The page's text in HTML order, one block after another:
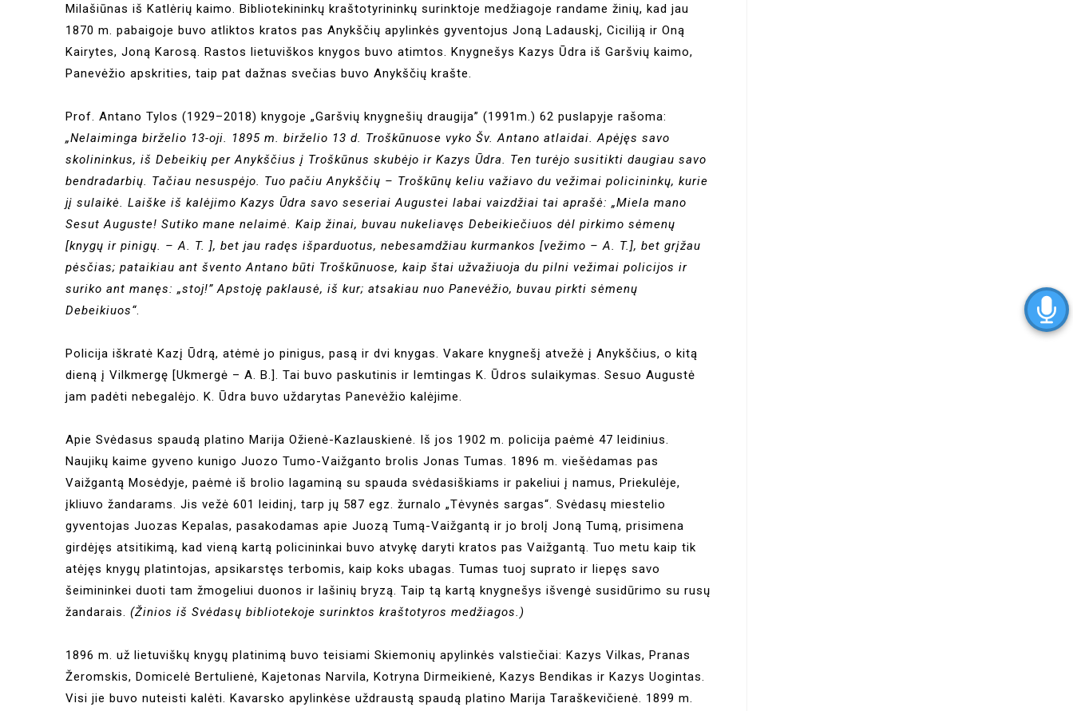
Milašiūnas iš Katlėrių kaimo. Bibliotekininkų kraštotyrininkų surinktoje medžiagoje randame žinių, kad jau
1870 m. pabaigoje buvo atliktos kratos pas Anykščių apylinkės gyventojus Joną Ladauskį, Ciciliją ir Oną
Kairytes, Joną Karosą. Rastos lietuviškos knygos buvo atimtos. Knygnešys Kazys Ūdra iš Garšvių kaimo,
Panevėžio apskrities, taip pat dažnas svečias buvo Anykščių krašte.
Prof. Antano Tylos (1929–2018) knygoje „Garšvių knygnešių draugija” (1991m.) 62 puslapyje rašoma:
„Nelaiminga birželio 13-oji. 1895 m. birželio 13 d. Troškūnuose vyko Šv. Antano atlaidai. Apėjęs savo
skolininkus, iš Debeikių per Anykščius į Troškūnus skubėjo ir Kazys Ūdra. Ten turėjo susitikti daugiau savo
bendradarbių. Tačiau nesuspėjo. Tuo pačiu Anykščių – Troškūnų keliu važiavo du vežimai policininkų, kurie
jį sulaikė. Laiške iš kalėjimo Kazys Ūdra savo seseriai Augustei labai vaizdžiai tai aprašė: „Miela mano
Sesut Auguste! Sutiko mane nelaimė. Kaip žinai, buvau nukeliavęs Debeikiečiuos dėl pirkimo sėmenų
[knygų ir pinigų. – A. T. ], bet jau radęs išparduotus, nebesamdžiau kurmankos [vežimo – A. T.], bet grįžau
pėsčias; pataikiau ant švento Antano būti Troškūnuose, kaip štai užvažiuoja du pilni vežimai policijos ir
suriko ant manęs: „stoj!” Apstoję paklausė, iš kur; atsakiau nuo Panevėžio, buvau pirkti sėmenų
Debeikiuos“
Policija iškratė Kazį Ūdrą, atėmė jo pinigus, pasą ir dvi knygas. Vakare knygnešį atvežė į Anykščius, o kitą
dieną į Vilkmergę [Ukmergė – A. B.]. Tai buvo paskutinis ir lemtingas K. Ūdros sulaikymas. Sesuo Augustė
jam padėti nebegalėjo. K. Ūdra buvo uždarytas Panevėžio kalėjime.
Apie Svėdasus spaudą platino Marija Ožienė-Kazlauskienė. Iš jos 1902 m. policija paėmė 47 leidinius.
Naujikų kaime gyveno kunigo Juozo Tumo-Vaižganto brolis Jonas Tumas. 1896 m. viešėdamas pas
Vaižgantą Mosėdyje, paėmė iš brolio lagaminą su spauda svėdasiškiams ir pakeliui į namus, Priekulėje,
įkliuvo žandarams. Jis vežė 601 leidinį, tarp jų 587 egz. žurnalo „Tėvynės sargas“. Svėdasų miestelio
gyventojas Juozas Kepalas, pasakodamas apie Juozą Tumą-Vaižgantą ir jo brolį Joną Tumą, prisimena
girdėjęs atsitikimą, kad vieną kartą policininkai buvo atvykę daryti kratos pas Vaižgantą. Tuo metu kaip tik
atėjęs knygų platintojas, apsikarstęs terbomis, kaip koks ubagas. Tumas tuoj suprato ir liepęs savo
šeimininkei duoti tam žmogeliui duonos ir lašinių bryzą. Taip tą kartą knygnešys išvengė susidūrimo su rusų
žandarais.
(Žinios iš Svėdasų bibliotekoje surinktos kraštotyros medžiagos.)
1896 m. už lietuviškų knygų platinimą buvo teisiami Skiemonių apylinkės valstiečiai: Kazys Vilkas, Pranas
Žeromskis, Domicelė Bertulienė, Kajetonas Narvila, Kotryna Dirmeikienė, Kazys Bendikas ir Kazys Uogintas.
Visi jie buvo nuteisti kalėti. Kavarsko apylinkėse uždraustą spaudą platino Marija Taraškevičienė. 1899 m.